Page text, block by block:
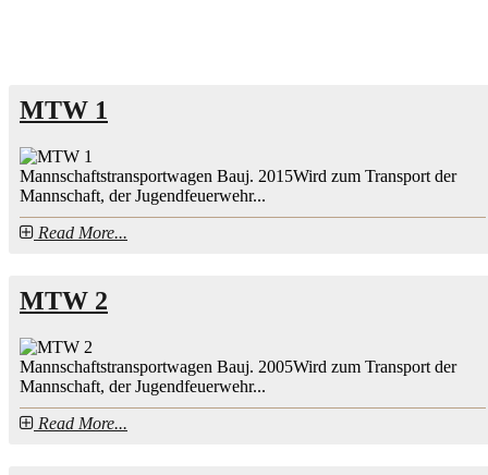
MTW 1
Mannschaftstransportwagen Bauj. 2015Wird zum Transport der
Mannschaft, der Jugendfeuerwehr...
Read More...
MTW 2
Mannschaftstransportwagen Bauj. 2005Wird zum Transport der
Mannschaft, der Jugendfeuerwehr...
Read More...